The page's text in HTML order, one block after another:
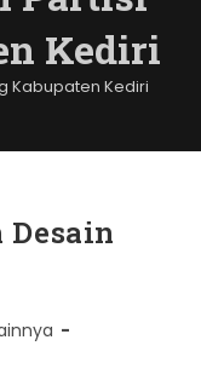
Kediri
Kabupaten Kediri